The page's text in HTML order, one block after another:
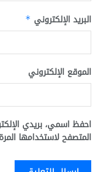
البريد الإلكتروني *
الموقع الإلكتروني
احفظ اسمي، بريدي
المتصفح لاستخدامها